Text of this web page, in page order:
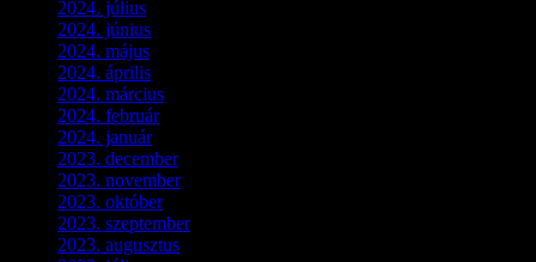
2024. július
2024. június
2024. május
2024. április
2024. március
2024. február(9)
2024. január(3)
2023. december(1)
2023. november(1)
2023. október(5)
2023. szeptember(3)
2023. augusztus